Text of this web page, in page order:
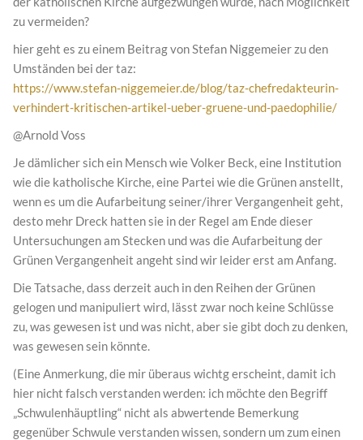
zu vermeiden?
hier geht es zu einem Beitrag von Stefan Niggemeier zu den
Umständen bei der taz:
https://www.stefan-niggemeier.de/blog/taz-chefredakteurin-
verhindert-kritischen-artikel-ueber-gruene-und-paedophilie/
@Arnold Voss
Je dämlicher sich ein Mensch wie Volker Beck, eine Institution
wie die katholische Kirche, eine Partei wie die Grünen anstellt,
wenn es um die Aufarbeitung seiner/ihrer Vergangenheit geht,
desto mehr Dreck hatten sie in der Regel am Ende dieser
Untersuchungen am Stecken und was die Aufarbeitung der
Grünen Vergangenheit angeht sind wir leider erst am Anfang.
Die Tatsache, dass derzeit auch in den Reihen der Grünen
gelogen und manipuliert wird, lässt zwar noch keine Schlüsse
zu, was gewesen ist und was nicht, aber sie gibt doch zu denken,
was gewesen sein könnte.
(Eine Anmerkung, die mir überaus wichtg erscheint, damit ich
hier nicht falsch verstanden werden: ich möchte den Begriff
„Schwulenhäuptling“ nicht als abwertende Bemerkung
gegenüber Schwule verstanden wissen, sondern um zum einen